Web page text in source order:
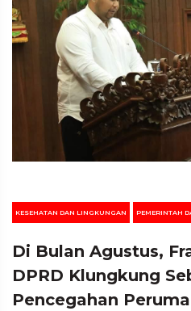
KESEHATAN DAN LINGKUNGAN PEMERINTAH
Di Bulan Agustus,
DPRD Klungkung
Pencegahan